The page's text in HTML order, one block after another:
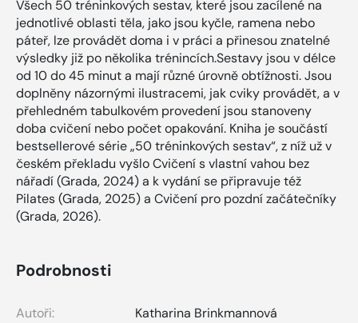
Všech 50 tréninkových sestav, které jsou zacílené na
jednotlivé oblasti těla, jako jsou kyčle, ramena nebo
páteř, lze provádět doma i v práci a přinesou znatelné
výsledky již po několika trénincích.Sestavy jsou v délce
od 10 do 45 minut a mají různé úrovně obtížnosti. Jsou
doplněny názornými ilustracemi, jak cviky provádět, a v
přehledném tabulkovém provedení jsou stanoveny
doba cvičení nebo počet opakování. Kniha je součástí
bestsellerové série „50 tréninkových sestav“, z níž už v
českém překladu vyšlo Cvičení s vlastní vahou bez
nářadí (Grada, 2024) a k vydání se připravuje též
Pilates (Grada, 2025) a Cvičení pro pozdní začátečníky
(Grada, 2026).
Podrobnosti
Autoři:
Katharina Brinkmannová